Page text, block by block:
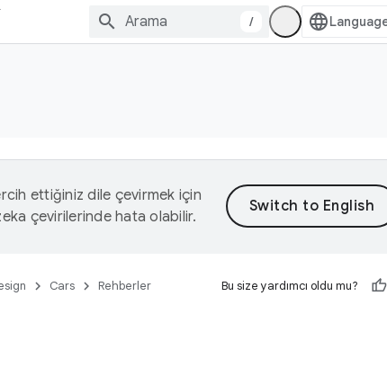
/
ettiğiniz dile çevirmek için
çevirilerinde hata olabilir.
Cars Rehberler Bu size yardımcı oldu mu?